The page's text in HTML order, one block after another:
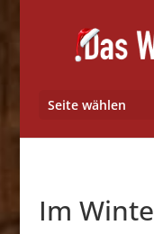
Seite wählen
Im